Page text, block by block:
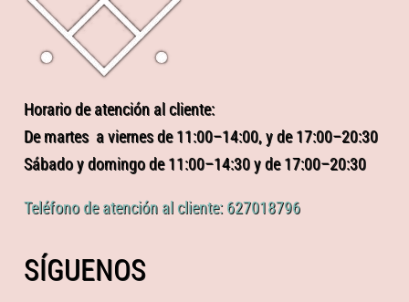
Horario de atención al cliente:
De martes a viernes de 11:00–14:00, y de 17:00–20:30
Sábado y domingo de 11:00–14:30 y de 17:00–20:30
Teléfono de atención al cliente: 627018796
SÍGUENOS